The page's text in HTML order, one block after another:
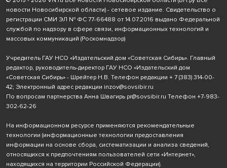
новости Новосибирской области) - сетевое издание. Свидетельство о
регистрации СМИ ЭЛ № ФС 77-66488 от 14.07.2016 выдано Федеральной
службой по надзору в сфере связи, информационных технологий и
массовых коммуникаций (Роскомнадзор)
Учредитель ГАУ НСО «Издательский дом «Советская Сибирь». Главный
редактор, руководитель-директор ГАУ НСО «Издательский дом
«Советская Сибирь» - Шрейтер Н.В. Телефон редакции + 7 (383) 314-00-
42; Электронный адрес редакции inzov@sovsibir.ru
По вопросам партнерства Анна Швагирь pr@sovsibir.ru Телефон +7-983-
302-62-26
На информационном ресурсе применяются рекомендательные
технологии (информационные технологии предоставления
информации на основе сбора, систематизации и анализа сведений,
относящихся к предпочтениям пользователей сети «Интернет»,
находящихся на территории Российской Федерации).